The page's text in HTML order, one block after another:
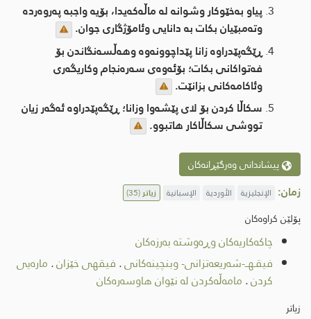
پیاو بەخێوکار وشوانە لە ماڵەکەیدا، بۆیە واجبە پەروەردە
وتەمبێیان بکات بە دانایی وئامۆژگاری جوان.
ڕێگەپێدراوە زانا پێداچوونەوە وهەڵسەنگاندن بۆ
فەتواکانى بکات؛ بۆئەوەى سەرەنجام وکاریگەری
وئاکامەکانى بزانێت.
سکاڵا کردن بۆ لای پێشەوا وزانا؛ ڕێگەپێدراوە ئەگەر زیان
تووشی سکاڵاکار هاتبوو.
پیشاندانی وەرگێڕانەکان
زمان: الإنجليزية الأوردية الإسبانية زیاتر(35)
پۆلێن کراوەکان
چاكەكاریەكان وڕەوشتە بەرزەکان
فیقـهــ-شەریعەتزانی- وبنچینەکانی. فیقهی خێزان. مارەیی
کردن. مامەڵەکردن لە نێوان هاوسەرەکان
زیاتر